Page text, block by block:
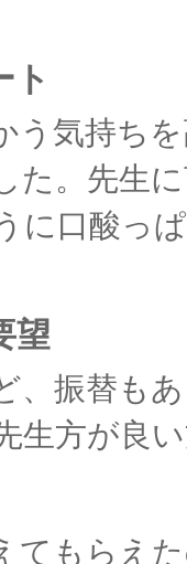
ト
う気持ち
た。先生
に口酸っ
望
、振替も
生方が良
てもらえ